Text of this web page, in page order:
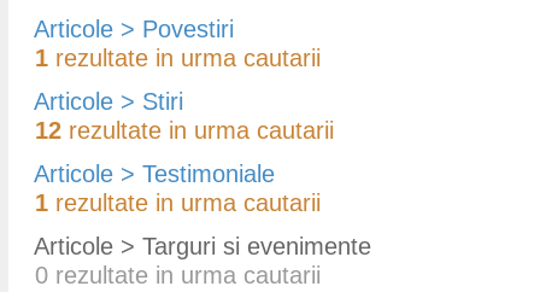
Articole > Povestiri
1 rezultate in urma cautarii
Articole > Stiri
12 rezultate in urma cautarii
Articole > Testimoniale
1 rezultate in urma cautarii
Articole > Targuri si evenimente
0 rezultate in urma cautarii